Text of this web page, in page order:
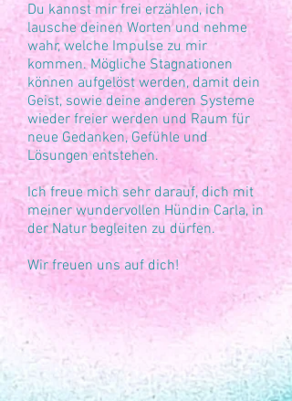
Du kannst mir frei erzählen, ich
lausche deinen Worten und nehme
wahr, welche Impulse zu mir
kommen. Mögliche Stagnationen
können aufgelöst werden, damit dein
Geist, sowie deine anderen Systeme
wieder freier werden und Raum für
neue Gedanken, Gefühle und
Lösungen entstehen.​
Ich freue mich sehr darauf, dich mit
meiner wundervollen Hündin Carla, in
der Natur begleiten zu dürfen. ​
Wir freuen uns auf dich!